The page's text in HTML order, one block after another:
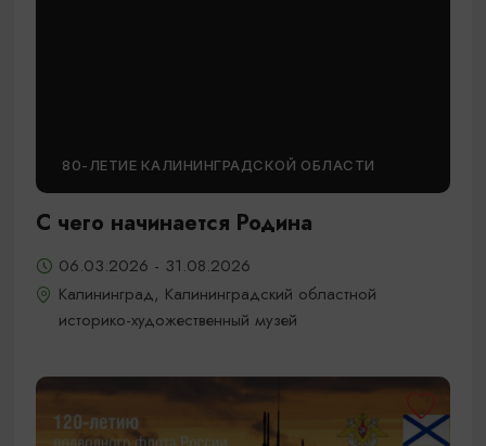
80-ЛЕТИЕ КАЛИНИНГРАДСКОЙ ОБЛАСТИ
С чего начинается Родина
06.03.2026 - 31.08.2026
Калининград, Калининградский областной
историко-художественный музей